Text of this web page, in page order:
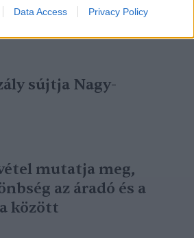
Data Access Privacy Policy
Európában
sújtja Nagy-
mutatja meg,
az áradó és a
között